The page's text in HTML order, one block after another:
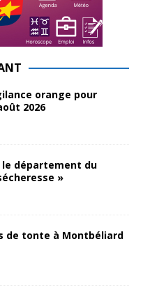
orange pour
2026
le département du
»
de tonte à Montbéliard